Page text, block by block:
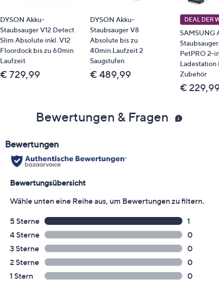
DYSON Akku-
Staubsauger V12 Detect
Slim Absolute inkl. V12
Floordock bis zu 60min
Laufzeit
€ 729,99
DYSON Akku-
Staubsauger V8
Absolute bis zu
40min.Laufzeit 2
Saugstufen
€ 489,99
DEAL DER
SAMSUNG
PetPRO 2-
Ladestation
Zubehör
€
Bewertungen & Fragen